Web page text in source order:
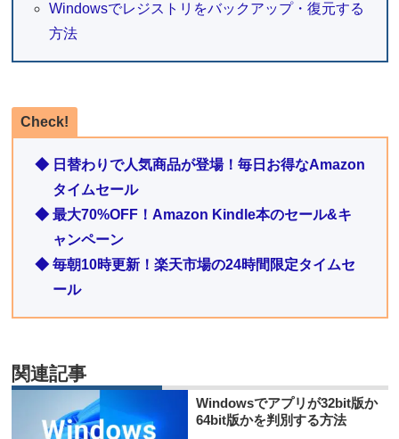
Windowsでレジストリをバックアップ・復元する
方法
Check!
◆ 日替わりで人気商品が登場！毎日お得なAmazon
タイムセール
◆ 最大70%OFF！Amazon Kindle本のセール&キ
ャンペーン
◆ 毎朝10時更新！楽天市場の24時間限定タイムセ
ール
関連記事
Windowsでアプリが32bit版か
64bit版かを判別する方法